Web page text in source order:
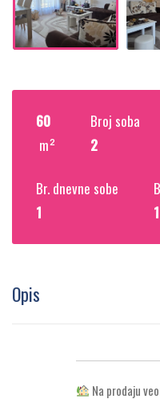
60
m²
Broj soba
2
Br. dnevne sobe
1
1
Opis
Na prodaju